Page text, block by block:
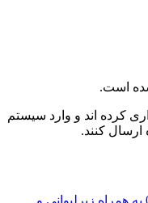
است.
کرده اند و وارد سیستم
ارسال کنند.